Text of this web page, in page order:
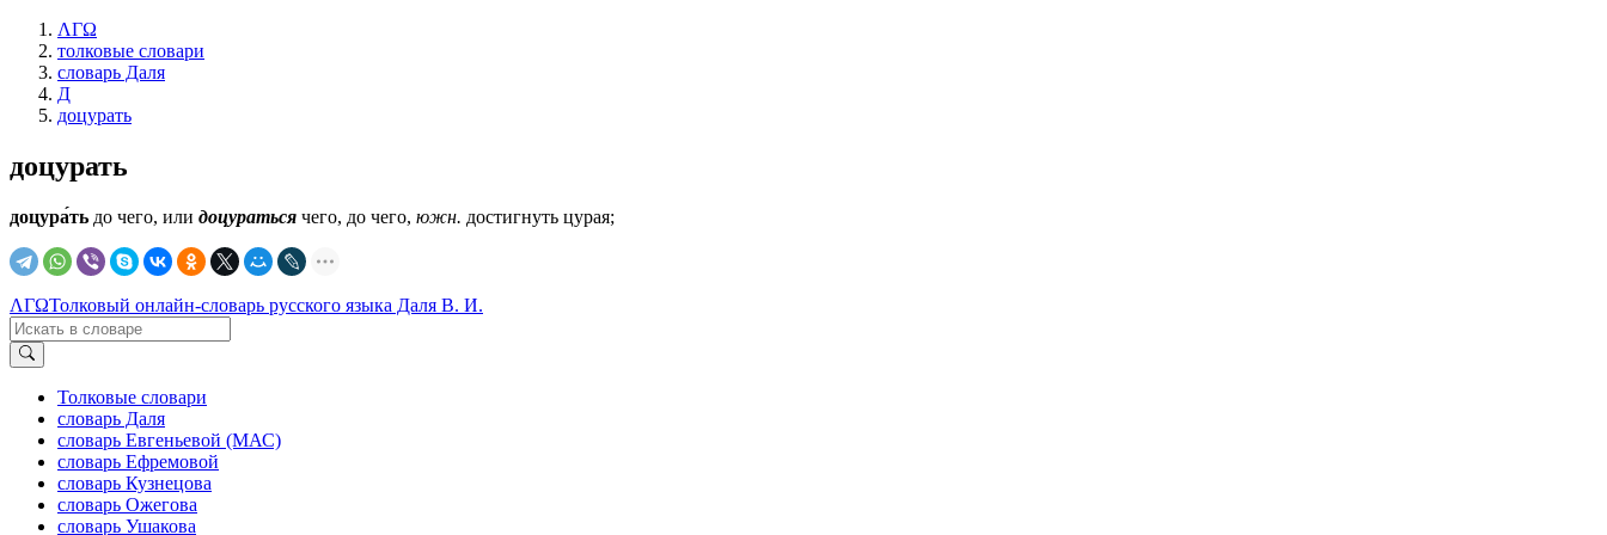
ΛΓΩ
толковые словари
словарь Даля
Д
доцурать
доцурать
доцура́ть до чего, или доцураться чего, до чего, южн. достигнуть цурая;
ΛΓΩТолковый онлайн-словарь русского языка Даля В. И.
Толковые словари
словарь Даля
словарь Евгеньевой (МАС)
словарь Ефремовой
словарь Кузнецова
словарь Ожегова
словарь Ушакова